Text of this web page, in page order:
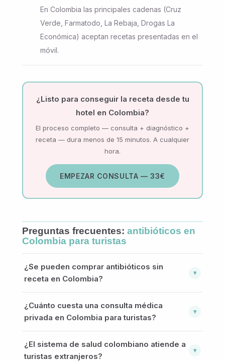
En Colombia las principales cadenas (Cruz
Verde, Farmatodo, La Rebaja, Drogas La
Económica) aceptan recetas presentadas en el
móvil.
¿Listo para conseguir la receta desde tu
hotel en Colombia?
El proceso completo — consulta + diagnóstico +
receta — dura menos de 15 minutos. A cualquier
hora.
EMPEZAR CONSULTA — 33€
Preguntas frecuentes: antibióticos en
Colombia para turistas
¿Se pueden comprar antibióticos sin
receta en Colombia?
▾
los dispensan sin receta, hacerlo implica riesgos:
tomar el antibiótico incorrecto, generar resistencia o
enmascarar una infección más grave. Lo más seguro
es obtener una receta médica online antes de ir a la
droguería.
¿Cuánto cuesta una consulta médica
privada en Colombia para turistas?
▾
y 300.000 pesos colombianos (18€ a 68€). En
¿El sistema de salud colombiano atiende a
turistas extranjeros?
▾